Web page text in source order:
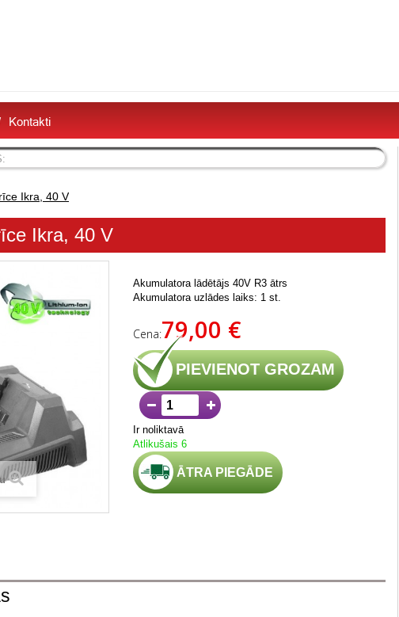
Kontakti
Ikra, 40 V
Ikra, 40 V
Akumulatora lādētājs 40V R3 ātrs
Akumulatora uzlādes laiks: 1 st.
Cena:79,00 €
PIEVIENOT GROZAM
Ir noliktavā
Atlikušais 6
ĀTRA PIEGĀDE